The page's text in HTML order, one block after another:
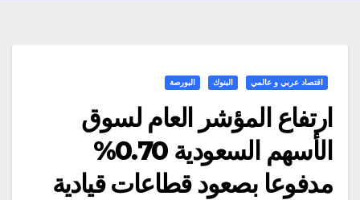
اقتصاد عربي و عالمي البنوك البورصة
ارتفاع المؤشر العام لسوق
الأسهم السعودية 0.70%
مدفوعا بصعود قطاعات قيادية